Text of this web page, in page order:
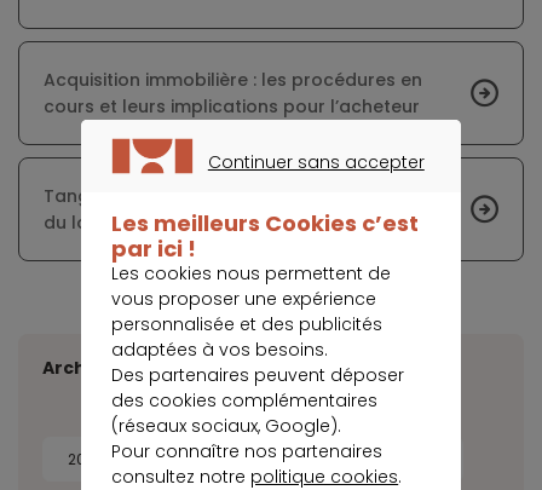
Acquisition immobilière : les procédures en
cours et leurs implications pour l’acheteur
Tanguy : un phénomène amplifié par la crise
du logement
Archives
2026 2025 2024
Continuer sans accepter
Les meilleurs Cookies c’est
par ici !
Les cookies nous permettent de
vous proposer une expérience
personnalisée et des publicités
adaptées à vos besoins.
Des partenaires peuvent déposer
des cookies complémentaires
(réseaux sociaux, Google).
Pour connaître nos partenaires
consultez notre politique cookies.